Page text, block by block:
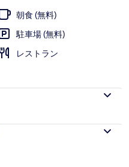
朝食 (無料)
駐車場 (無料)
レストラン